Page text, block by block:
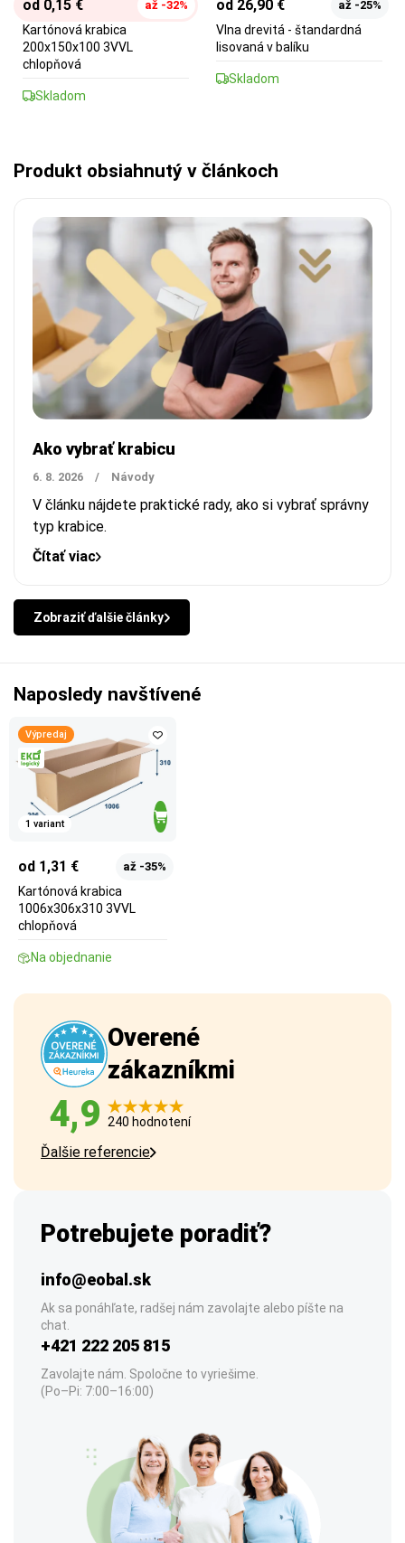
od 0,15 € až -32%
Kartónová krabica
200x150x100 3VVL
chlopňová
Skladom
od 26,90 € až -25%
Vlna drevitá - štandardná
lisovaná v balíku
Skladom
Produkt obsiahnutý v článkoch
Ako vybrať krabicu
6. 8. 2026 / Návody
V článku nájdete praktické rady, ako si vybrať správny
typ krabice.
Čítať viac
Zobraziť ďalšie články
Naposledy navštívené
Výpredaj
1 variant
od 1,31 € až -35%
Kartónová krabica
1006x306x310 3VVL
chlopňová
Na objednanie
Overené
zákazníkmi
4,9 240 hodnotení
Ďalšie referencie
Potrebujete poradiť?
info@eobal.sk
Ak sa ponáhľate, radšej nám zavolajte alebo píšte na
chat.
+421 222 205 815
Zavolajte nám. Spoločne to vyriešime.
(Po–Pi: 7:00–16:00)